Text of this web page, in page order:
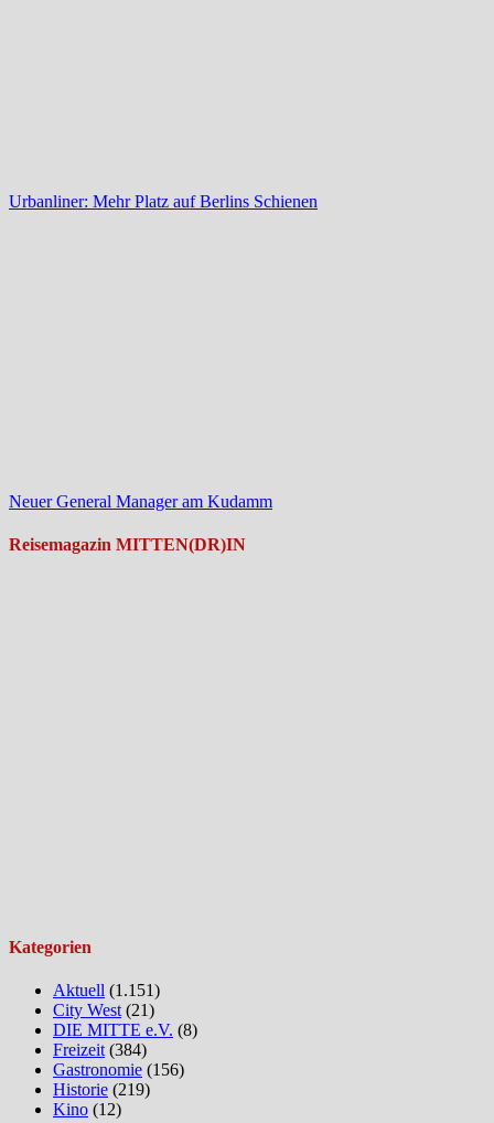
Urbanliner: Mehr Platz auf Berlins Schienen
Neuer General Manager am Kudamm
Reisemagazin MITTEN(DR)IN
Kategorien
Aktuell (1.151)
City West (21)
DIE MITTE e.V. (8)
Freizeit (384)
Gastronomie (156)
Historie (219)
Kino (12)